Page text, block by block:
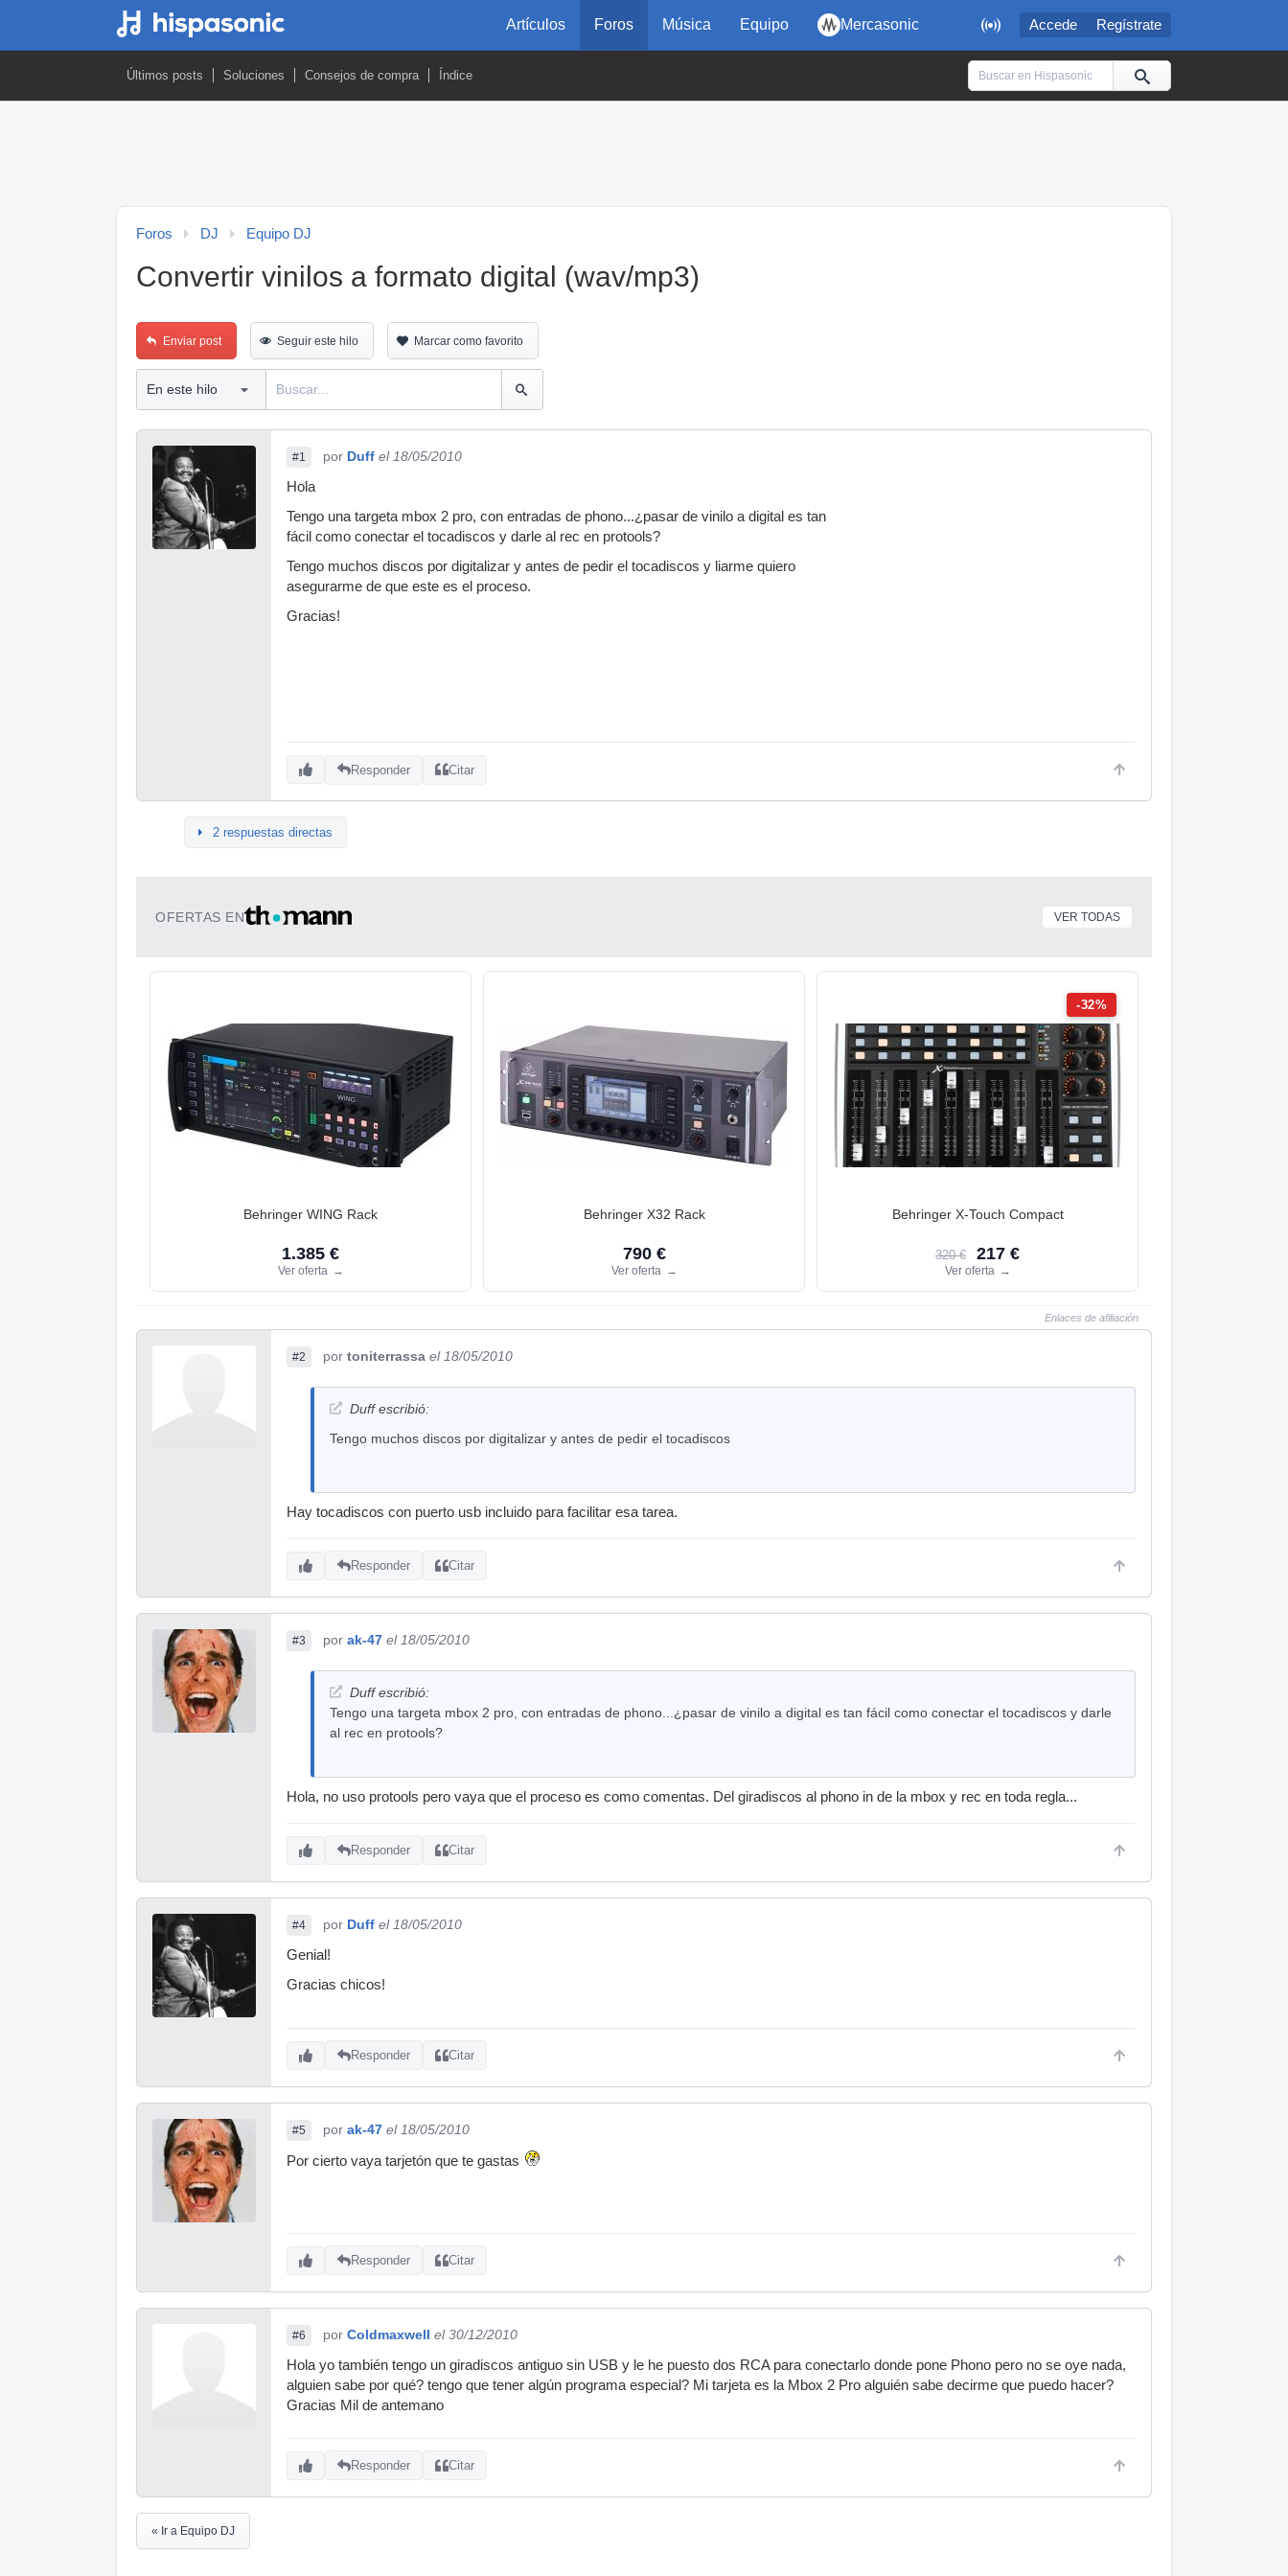
 Accede Regístrate
Artículos Foros Música Equipo Mercasonic
Últimos posts Soluciones Consejos de compra Índice
Foros DJ Equipo DJ
Convertir vinilos a formato digital (wav/mp3)
Enviar post Seguir este hilo Marcar como favorito
#1 por Duff el 18/05/2010
Hola
Tengo una targeta mbox 2 pro, con entradas de phono...¿pasar de vinilo a digital es tan
fácil como conectar el tocadiscos y darle al rec en protools?
Tengo muchos discos por digitalizar y antes de pedir el tocadiscos y liarme quiero
asegurarme de que este es el proceso.
Gracias!
Responder Citar
2 respuestas directas
OFERTAS EN VER TODAS
Behringer WING Rack
1.385 €
Ver oferta →
Behringer X32 Rack
790 €
Ver oferta →
-32%
Behringer X-Touch Compact
320 € 217 €
Ver oferta →
Enlaces de afiliación
#2 por toniterrassa el 18/05/2010
Duff escribió:
Tengo muchos discos por digitalizar y antes de pedir el tocadiscos
Hay tocadiscos con puerto usb incluido para facilitar esa tarea.
Responder Citar
#3 por ak-47 el 18/05/2010
Duff escribió:
Tengo una targeta mbox 2 pro, con entradas de phono...¿pasar de vinilo a digital es tan fácil como conectar el tocadiscos y darle
al rec en protools?
Hola, no uso protools pero vaya que el proceso es como comentas. Del giradiscos al phono in de la mbox y rec en toda regla...
Responder Citar
#4 por Duff el 18/05/2010
Genial!
Gracias chicos!
Responder Citar
#5 por ak-47 el 18/05/2010
Por cierto vaya tarjetón que te gastas
Responder Citar
#6 por Coldmaxwell el 30/12/2010
Hola yo también tengo un giradiscos antiguo sin USB y le he puesto dos RCA para conectarlo donde pone Phono pero no se oye nada,
alguien sabe por qué? tengo que tener algún programa especial? Mi tarjeta es la Mbox 2 Pro alguién sabe decirme que puedo hacer?
Gracias Mil de antemano
Responder Citar
« Ir a Equipo DJ